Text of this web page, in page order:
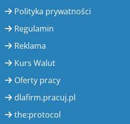
Polityka prywatności
Regulamin
Reklama
Kurs Walut
Oferty pracy
dlafirm.pracuj.pl
the:protocol